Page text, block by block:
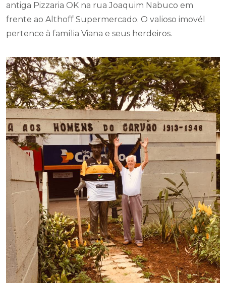
antiga Pizzaria OK na rua Joaquim Nabuco em
frente ao Althoff Supermercado. O valioso imovél
pertence à família Viana e seus herdeiros.